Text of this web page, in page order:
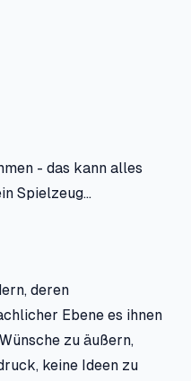
- das kann alles
Spielzeug...
deren
Ebene es ihnen
zu äußern,
keine Ideen zu